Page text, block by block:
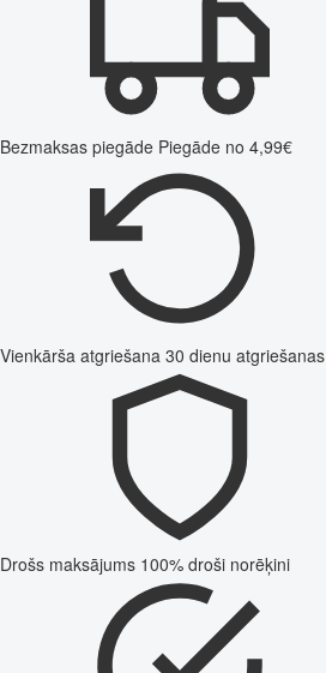
Bezmaksas piegāde Piegāde no 4,99€
Vienkārša atgriešana 30 dienu
Drošs maksājums 100% droši norēķini